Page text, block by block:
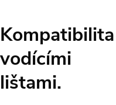
vodícími
lištami.